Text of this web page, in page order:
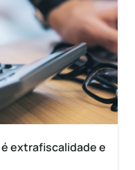
extrafiscalidade e